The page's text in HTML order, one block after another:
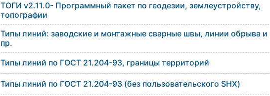
ТОГИ v2.11.0- Программный пакет по геодезии, землеустройству,
топографии
Типы линий: заводские и монтажные сварные швы, линии обрыва и
пр.
Типы линий по ГОСТ 21.204-93, границы территорий
Типы линий по ГОСТ 21.204-93 (без пользовательского SHX)